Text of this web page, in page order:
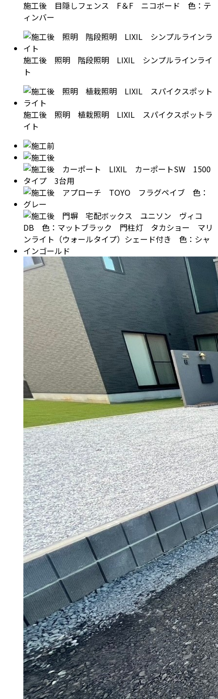
施工後 目隠しフェンス F＆F ニコボード 色：テ
ィンバー
施工後 照明 階段照明 LIXIL シンプルラインライ
ト
施工後 照明 植栽照明 LIXIL スパイクスポットラ
イト